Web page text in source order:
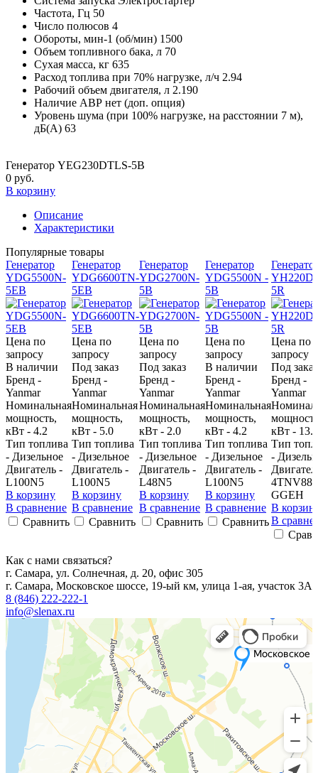
Частота, Гц 50
Число полюсов 4
Обороты, мин-1 (об/мин) 1500
Объем топливного бака, л 70
Сухая масса, кг 635
Расход топлива при 70% нагрузке, л/ч 2.94
Рабочий объем двигателя, л 2.190
Наличие АВР нет (доп. опция)
Уровень шума (при 100% нагрузке, на расстоянии 7 м),
дБ(А) 63
Генератор YEG230DTLS-5B
0 руб.
В корзину
Описание
Характеристики
Популярные товары
Генератор
YDG5500N-
5EB
Цена по
запросу
В наличии
Бренд -
Yanmar
Номинальная
мощность,
кВт - 4.2
Тип топлива
- Дизельное
Двигатель -
L100N5
В корзину
В сравнение
Сравнить
Генератор
YDG6600TN-
5EB
Цена по
запросу
Под заказ
Бренд -
Yanmar
Номинальная
мощность,
кВт - 5.0
Тип топлива
- Дизельное
Двигатель -
L100N5
В корзину
В сравнение
Сравнить
Генератор
YDG2700N-
5B
Цена по
запросу
Под заказ
Бренд -
Yanmar
Номинальная
мощность,
кВт - 2.0
Тип топлива
- Дизельное
Двигатель -
L48N5
В корзину
В сравнение
Сравнить
Генератор
YDG5500N -
5B
Цена по
запросу
В наличии
Бренд -
Yanmar
Номинальная
мощность,
кВт - 4.2
Тип топлива
- Дизельное
Двигатель -
L100N5
В корзину
В сравнение
Сравнить
5R
Цена по
запросу
Под заказ
Бренд -
Yanmar
кВт - 13.7
Тип
-
4TNV88-
GGEH
В
В
Как с нами связаться?
г. Самара, ул. Солнечная, д. 20, офис 305
г. Самара, Московское шоссе, 19-ый км, улица 1-ая, участок 3А
8 (846) 222-222-1
info@slenax.ru